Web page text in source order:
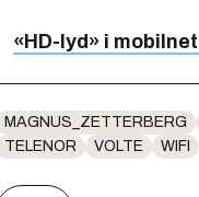
«HD-lyd» i
MAGNUS_ZETTERBERG
TELENOR
VOLTE WIFI